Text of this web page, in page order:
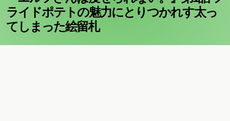
ライドポテトの魅力にとりつかれす太っ
てしまった絵留札